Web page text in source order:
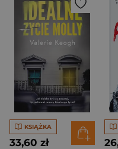
KSIĄŻKA
33,60 zł